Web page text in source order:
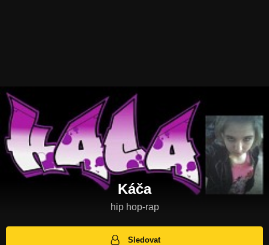
Káča
hip hop-rap
Sledovat